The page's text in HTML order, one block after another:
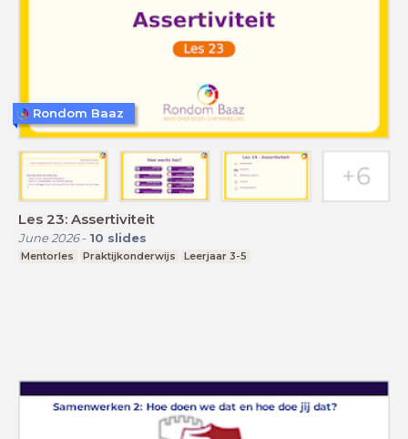
Les 23: Assertiviteit
June 2026- 10 slides
Mentorles Praktijkonderwijs Leerjaar 3-5
Rondom Baaz